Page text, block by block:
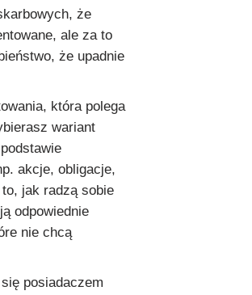
że
ale za to
że upadnie
która polega
wariant
akcje, obligacje,
jak radzą sobie
odpowiednie
nie chcą
posiadaczem